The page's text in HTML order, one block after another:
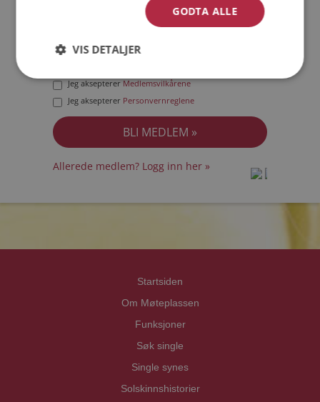
Jeg akseptererMedlemsvilkårene
Jeg aksepterer Personvernreglene
Allerede medlem? Logg inn her »
Startsiden
Om Møteplassen
Funksjoner
Søk single
Single synes
Solskinnshistorier
GODTA ALLE
VIS DETALJER